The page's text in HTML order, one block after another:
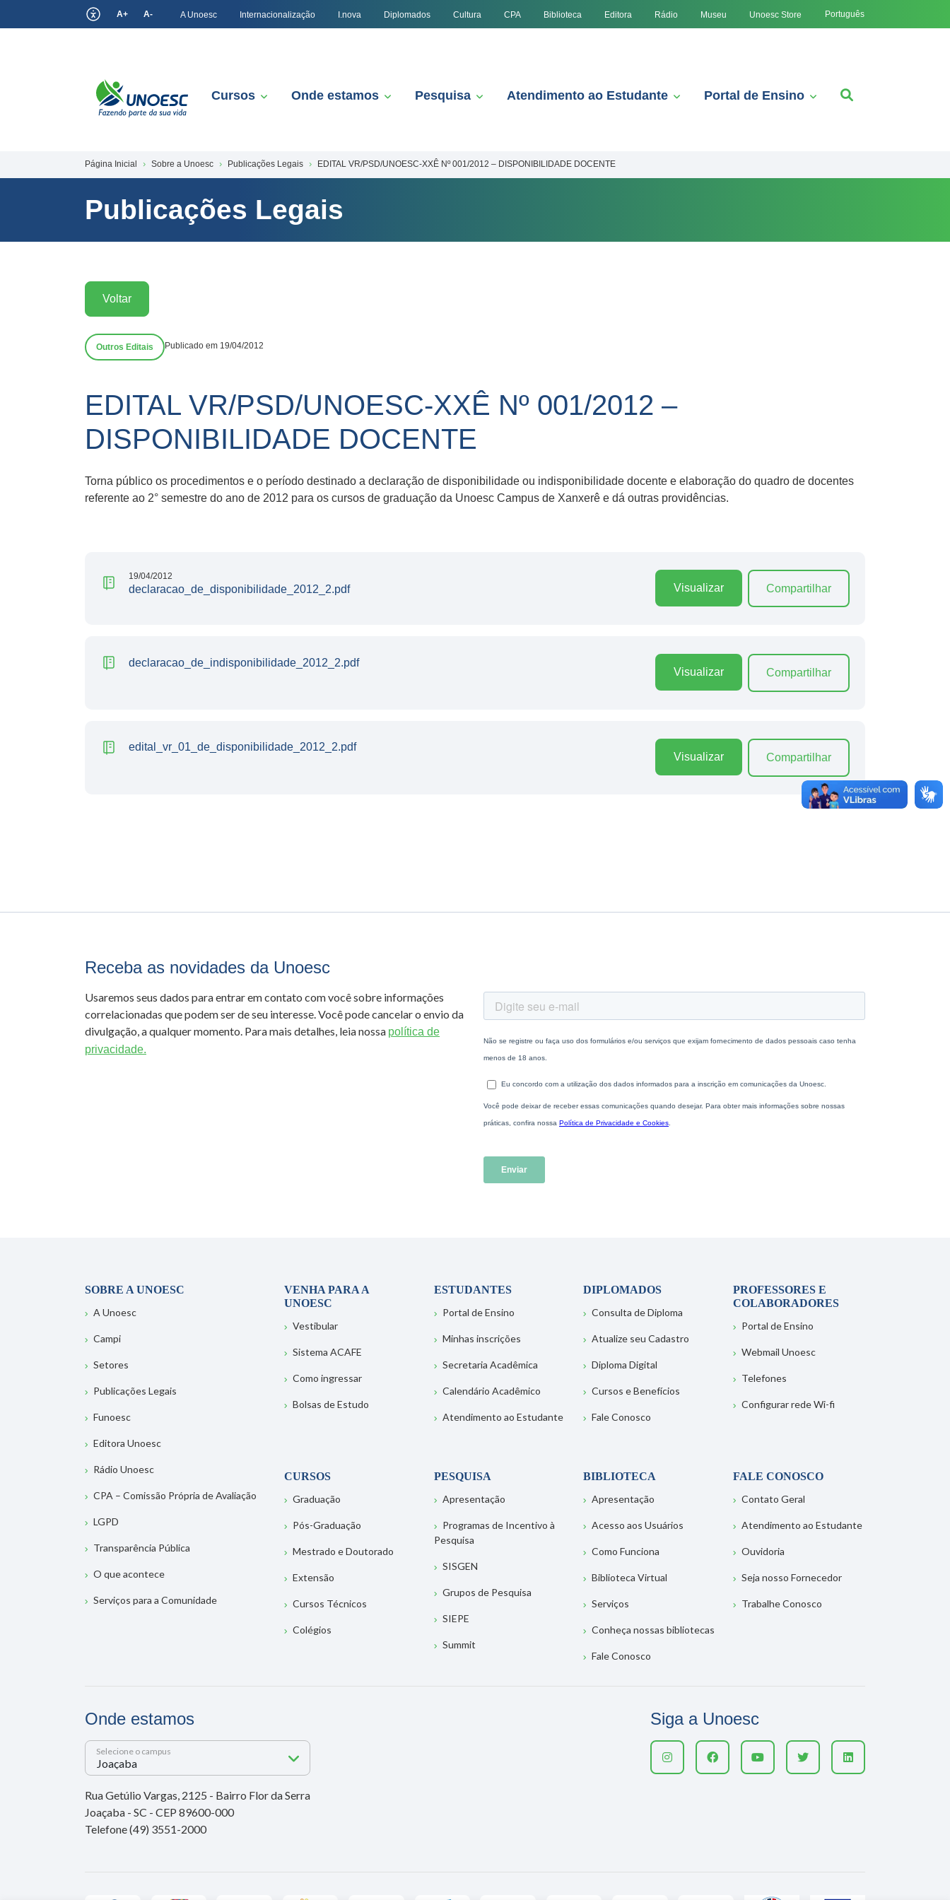
A+ A- A Unoesc Internacionalização I.nova Diplomados Cultura CPA Biblioteca Editora Rádio Museu Unoesc Store Português
Cursos Onde estamos Pesquisa Atendimento ao Estudante Portal de Ensino
Página Inicial Sobre a Unoesc Publicações Legais EDITAL VR/PSD/UNOESC-XXÊ Nº 001/2012 – DISPONIBILIDADE DOCENTE
Publicações Legais
Voltar
Outros Editais Publicado em 19/04/2012
EDITAL VR/PSD/UNOESC-XXÊ Nº 001/2012 –
DISPONIBILIDADE DOCENTE
Torna público os procedimentos e o período destinado a declaração de disponibilidade ou indisponibilidade docente e elaboração do quadro de docentes
referente ao 2° semestre do ano de 2012 para os cursos de graduação da Unoesc Campus de Xanxerê e dá outras providências.
19/04/2012
declaracao_de_disponibilidade_2012_2.pdf Visualizar Compartilhar
declaracao_de_indisponibilidade_2012_2.pdf
Visualizar Compartilhar
edital_vr_01_de_disponibilidade_2012_2.pdf
Visualizar Compartilhar
Receba as novidades da Unoesc
Usaremos seus dados para entrar em contato com você sobre informações
correlacionadas que podem ser de seu interesse. Você pode cancelar o envio da
divulgação, a qualquer momento. Para mais detalhes, leia nossa política de
privacidade.
SOBRE A UNOESC
A Unoesc
Campi
Setores
Publicações Legais
Funoesc
Editora Unoesc
Rádio Unoesc
CPA – Comissão Própria de Avaliação
LGPD
Transparência Pública
O que acontece
Serviços para a Comunidade
VENHA PARA A
UNOESC
Vestibular
Sistema ACAFE
Como ingressar
Bolsas de Estudo
ESTUDANTES
Portal de Ensino
Minhas inscrições
Secretaria Acadêmica
Calendário Acadêmico
Atendimento ao Estudante
DIPLOMADOS
Consulta de Diploma
Atualize seu Cadastro
Diploma Digital
Cursos e Benefícios
Fale Conosco
PROFESSORES E
COLABORADORES
Portal de Ensino
Webmail Unoesc
Telefones
Configurar rede Wi-fi
CURSOS
Graduação
Pós-Graduação
Mestrado e Doutorado
Extensão
Cursos Técnicos
Colégios
PESQUISA
Apresentação
Programas de Incentivo à
Pesquisa
SISGEN
Grupos de Pesquisa
SIEPE
Summit
BIBLIOTECA
Apresentação
Acesso aos Usuários
Como Funciona
Biblioteca Virtual
Serviços
Conheça nossas bibliotecas
Fale Conosco
FALE CONOSCO
Contato Geral
Atendimento ao Estudante
Ouvidoria
Seja nosso Fornecedor
Trabalhe Conosco
Onde estamos
Selecione o campus
Rua Getúlio Vargas, 2125 - Bairro Flor da Serra
Joaçaba - SC - CEP 89600-000
Telefone (49) 3551-2000
Siga a Unoesc